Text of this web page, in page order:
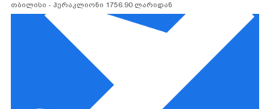
თბილისი - ჰერაკლიონი 1756.90 ლარიდან